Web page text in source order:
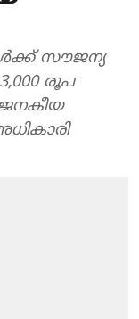
സൗജന്യ
രൂപ